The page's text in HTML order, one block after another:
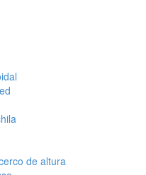
de altura